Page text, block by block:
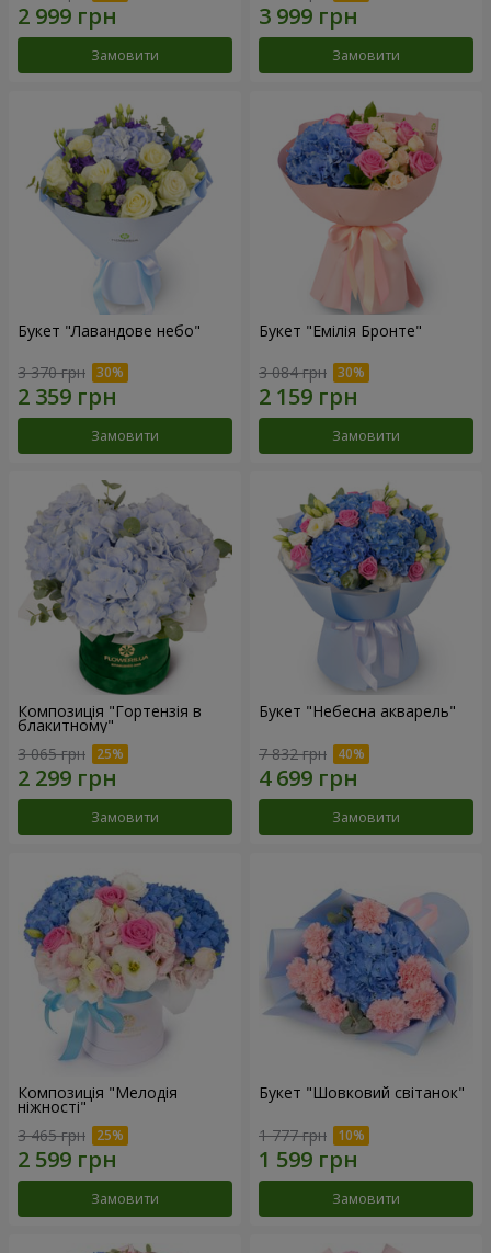
Замовити Замовити
Букет "Лавандове небо"
3 370 грн
Замовити
Букет "Емілія Бронте"
3 084 грн
Замовити
Композиція "Гортензія в
блакитному"
3 065 грн
Замовити
Букет "Небесна акварель"
7 832 грн
Замовити
Композиція "Мелодія
ніжності"
3 465 грн
Замовити
Букет "Шовковий світанок"
1 777 грн
Замовити